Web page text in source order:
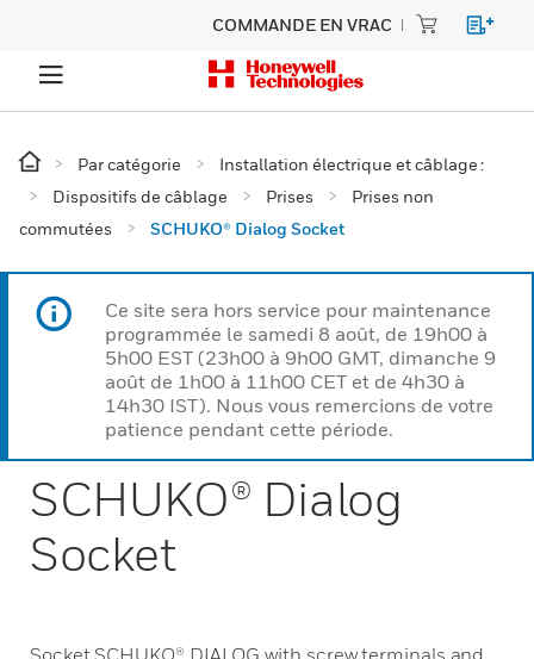
COMMANDE EN VRAC
Par catégorie
Installation électrique et câblage :
Dispositifs de câblage
Prises
Prises non
commutées
SCHUKO® Dialog Socket
Ce site sera hors service pour maintenance
programmée le samedi 8 août, de 19h00 à
5h00 EST (23h00 à 9h00 GMT, dimanche 9
août de 1h00 à 11h00 CET et de 4h30 à
14h30 IST). Nous vous remercions de votre
patience pendant cette période.
SCHUKO® Dialog
Socket
Socket SCHUKO® DIALOG with screw terminals and